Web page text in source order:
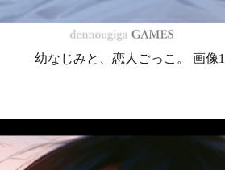
幼なじみと、恋人ごっこ。 画像1